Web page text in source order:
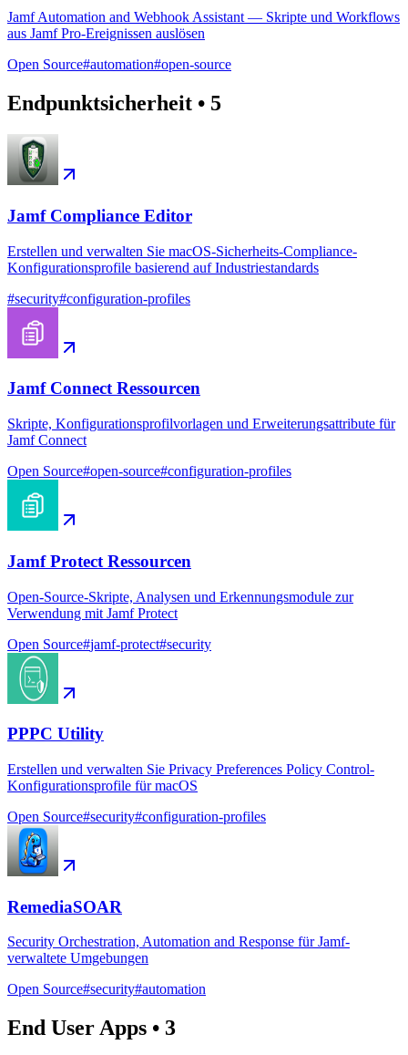
Jamf Automation and Webhook Assistant — Skripte und Workflows
aus Jamf Pro-Ereignissen auslösen
Open Source#automation#open-source
Endpunktsicherheit • 5
Jamf Compliance Editor
Erstellen und verwalten Sie macOS-Sicherheits-Compliance-
Konfigurationsprofile basierend auf Industriestandards
#security#configuration-profiles
Jamf Connect Ressourcen
Skripte, Konfigurationsprofilvorlagen und Erweiterungsattribute für
Jamf Connect
Open Source#open-source#configuration-profiles
Jamf Protect Ressourcen
Open-Source-Skripte, Analysen und Erkennungsmodule zur
Verwendung mit Jamf Protect
Open Source#jamf-protect#security
PPPC Utility
Erstellen und verwalten Sie Privacy Preferences Policy Control-
Konfigurationsprofile für macOS
Open Source#security#configuration-profiles
RemediaSOAR
Security Orchestration, Automation and Response für Jamf-
verwaltete Umgebungen
Open Source#security#automation
End User Apps • 3